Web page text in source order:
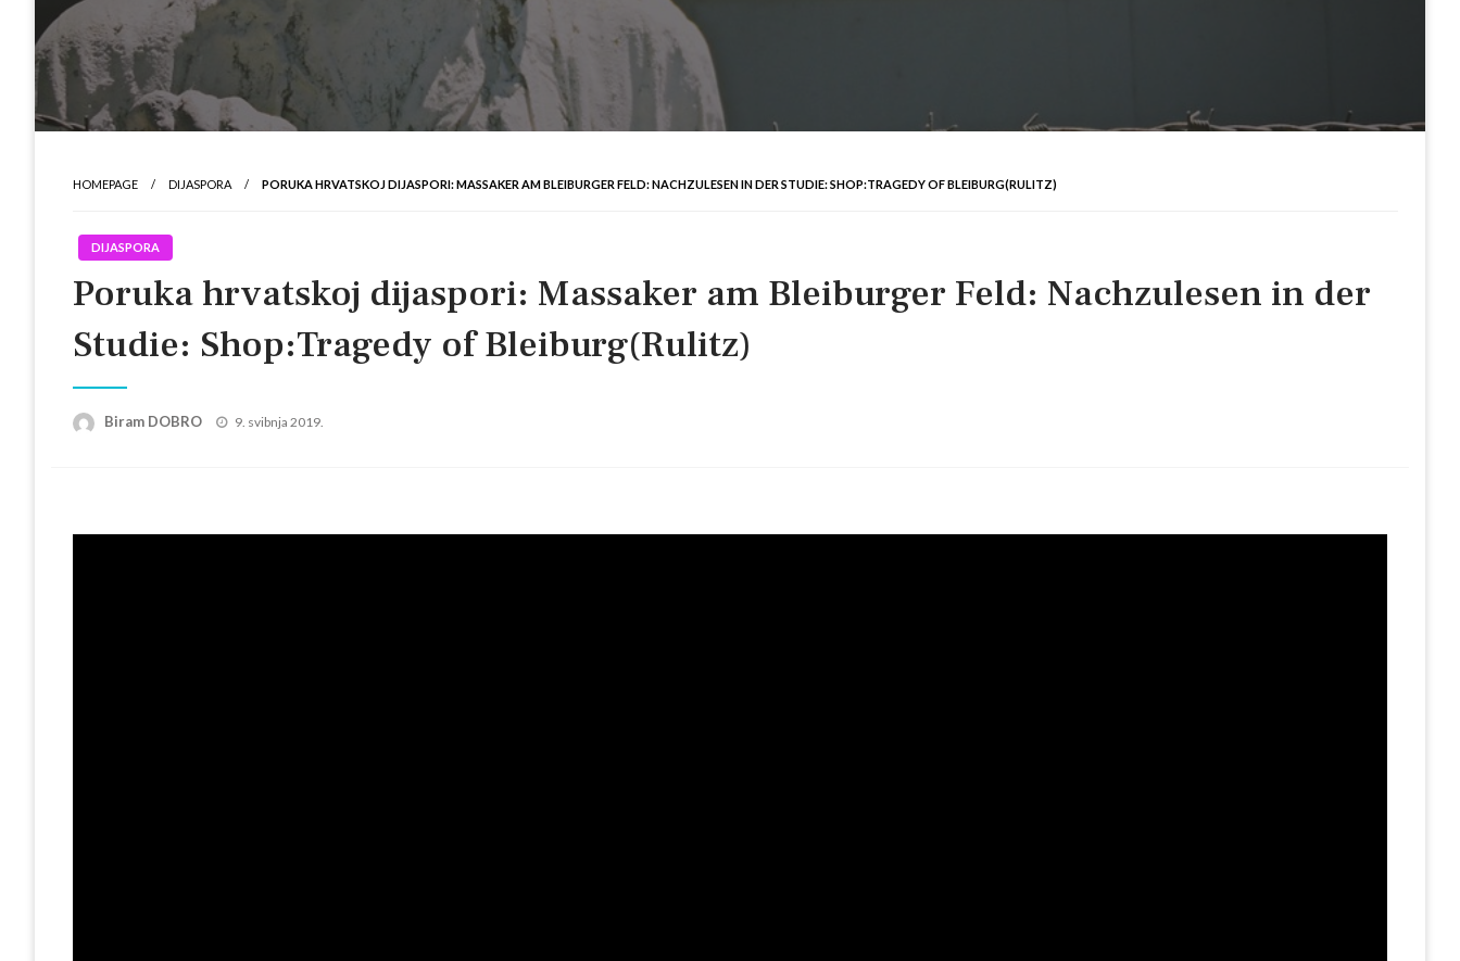
HOMEPAGE DIJASPORA PORUKA HRVATSKOJ DIJASPORI: MASSAKER AM BLEIBURGER FELD: NACHZULESEN IN DER STUDIE: SHOP:TRAGEDY OF BLEIBURG(RULITZ)
DIJASPORA
Poruka hrvatskoj dijaspori: Massaker am Bleiburger Feld: Nachzulesen in der
Studie: Shop:Tragedy of Bleiburg(Rulitz)
Biram DOBRO
Posted
9. svibnja 2019.